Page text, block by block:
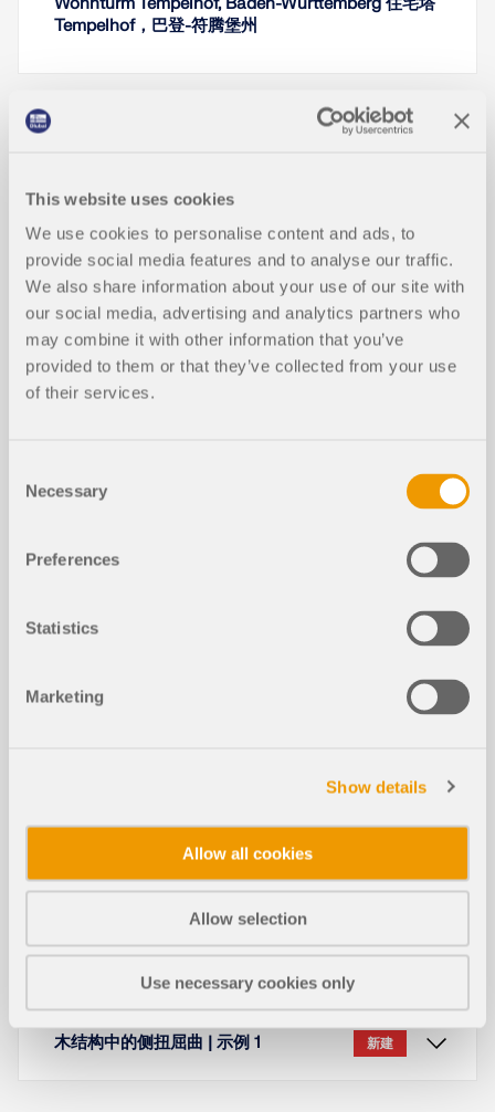
This website uses cookies
We use cookies to personalise content and ads, to
provide social media features and to analyse our traffic.
We also share information about your use of our site with
our social media, advertising and analytics partners who
may combine it with other information that you’ve
provided to them or that they’ve collected from your use
of their services.
Selection
Necessary
Preferences
Statistics
Marketing
Show details
Allow all cookies
Allow selection
Use necessary cookies only
Tempelhof，巴登-符腾堡州
知识库文章
正常使用极限状态下的截面优化
在本篇专业技术文章中，您将了解在 RFEM 6 和
RSTAB 9 的设计模块中，用于正常使用极限状态的截
木结构中的弯扭屈曲 | 理论 新建
木结构中的侧扭屈曲 | 示例 1 新建